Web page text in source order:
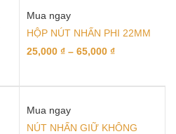
Mua ngay
HỘP NÚT NHẤN PHI 22MM
25,000 ₫ – 65,000 ₫
Mua ngay
NÚT NHẤN GIỮ KHÔNG